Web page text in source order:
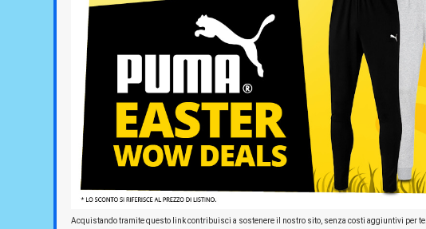
Acquistando tramite questo link contribuisci a sostenere il nostro sito, senza costi aggiuntivi per te.